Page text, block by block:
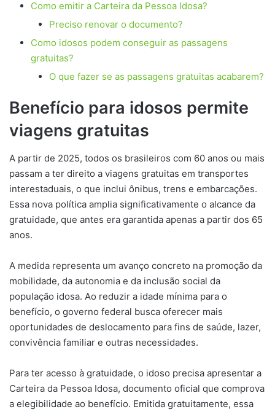
Como emitir a Carteira da Pessoa Idosa?
Preciso renovar o documento?
Como idosos podem conseguir as passagens
gratuitas?
O que fazer se as passagens gratuitas acabarem?
Benefício para idosos permite
viagens gratuitas
A partir de 2025, todos os brasileiros com 60 anos ou mais
passam a ter direito a viagens gratuitas em transportes
interestaduais, o que inclui ônibus, trens e embarcações.
Essa nova política amplia significativamente o alcance da
gratuidade, que antes era garantida apenas a partir dos 65
anos.
A medida representa um avanço concreto na promoção da
mobilidade, da autonomia e da inclusão social da
população idosa. Ao reduzir a idade mínima para o
benefício, o governo federal busca oferecer mais
oportunidades de deslocamento para fins de saúde, lazer,
convivência familiar e outras necessidades.
Para ter acesso à gratuidade, o idoso precisa apresentar a
Carteira da Pessoa Idosa, documento oficial que comprova
a elegibilidade ao benefício. Emitida gratuitamente, essa